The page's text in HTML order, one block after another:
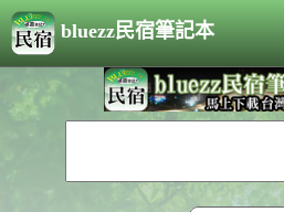
bluezz民宿筆記本